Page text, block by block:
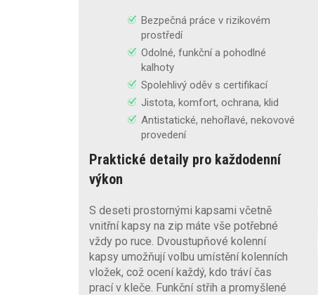
Bezpečná práce v rizikovém
prostředí
Odolné, funkční a pohodlné
kalhoty
Spolehlivý oděv s certifikací
Jistota, komfort, ochrana, klid
Antistatické, nehořlavé, nekovové
provedení
Praktické detaily pro každodenní
výkon
S deseti prostornými kapsami včetně
vnitřní kapsy na zip máte vše potřebné
vždy po ruce. Dvoustupňové kolenní
kapsy umožňují volbu umístění kolenních
vložek, což ocení každý, kdo tráví čas
prací v kleče. Funkční střih a promyšlené